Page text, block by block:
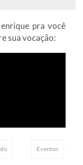
pra você
sua vocação:
Eventos